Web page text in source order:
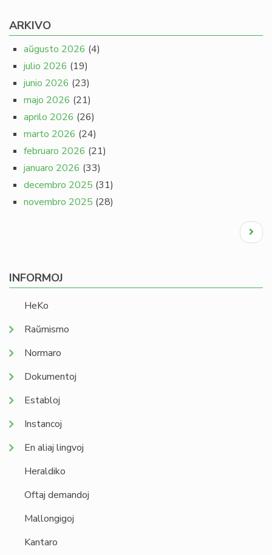
ARKIVO
aŭgusto 2026 (4)
julio 2026 (19)
junio 2026 (23)
majo 2026 (21)
aprilo 2026 (26)
marto 2026 (24)
februaro 2026 (21)
januaro 2026 (33)
decembro 2025 (31)
novembro 2025 (28)
Next
page
INFORMOJ
HeKo
Raŭmismo
Normaro
Dokumentoj
Establoj
Instancoj
En aliaj lingvoj
Heraldiko
Oftaj demandoj
Mallongigoj
Kantaro